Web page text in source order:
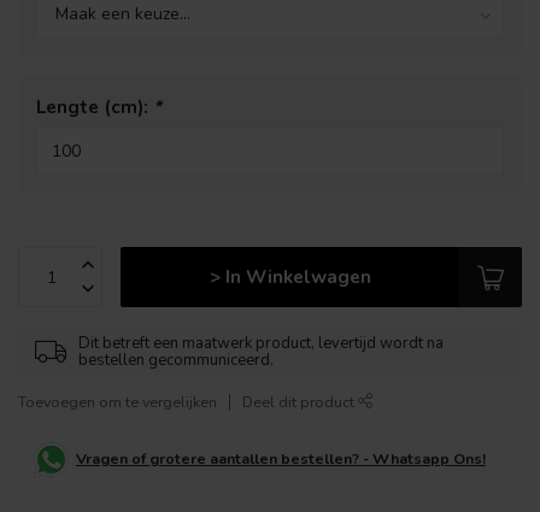
Lengte (cm): *
> In Winkelwagen
Dit betreft een maatwerk product, levertijd wordt na
bestellen gecommuniceerd.
Toevoegen om te vergelijken Deel dit product
Vragen of grotere aantallen bestellen? - Whatsapp Ons!